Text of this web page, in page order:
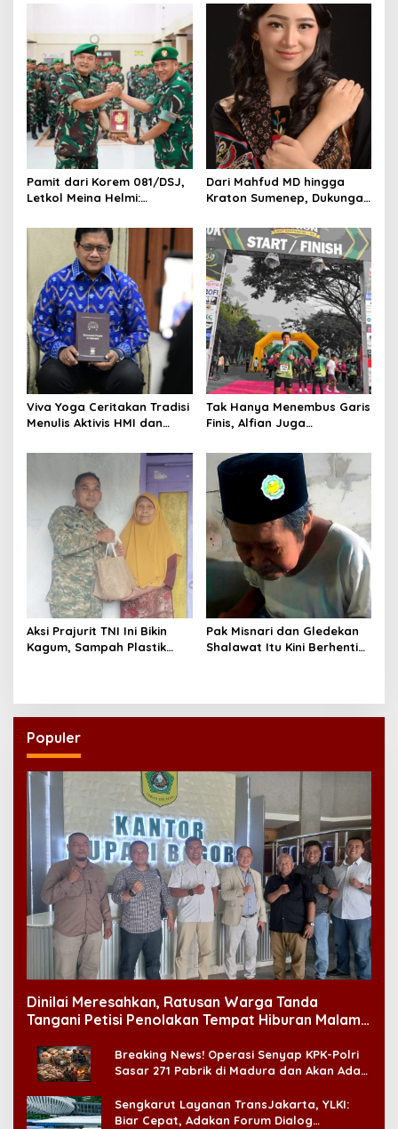
i
g
a
t
i
o
n
Pamit dari Korem 081/DSJ,
Letkol Meina Helmi:
Kunci Keberhasilan Tugas
Dari Mahfud MD hingga
Kraton Sumenep, Dukungan
Indonesia’s Girl 2026 Asal
Jawa Timur
Viva Yoga Ceritakan Tradisi
Menulis Aktivis HMI dan
Tak Hanya Menembus Garis
Finis, Alfian Juga
Aksi Prajurit TNI Ini Bikin
Kagum, Sampah Plastik
Pak Misnari dan Gledekan
Shalawat Itu Kini Berhenti
Populer
Dinilai Meresahkan, Ratusan Warga Tanda
Tangani Petisi Penolakan Tempat Hiburan Malam
Breaking News! Operasi Senyap KPK-Polri
Sasar 271 Pabrik di Madura dan Akan Ada
Sengkarut Layanan TransJakarta, YLKI:
Biar Cepat, Adakan Forum Dialog